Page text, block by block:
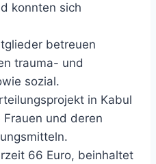
konnten sich
betreuen
trauma- und
sozial.
in Kabul
und deren
66 Euro, beinhaltet